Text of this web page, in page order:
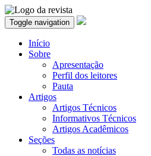
Toggle navigation
Início
Sobre
Apresentação
Perfil dos leitores
Pauta
Artigos
Artigos Técnicos
Informativos Técnicos
Artigos Acadêmicos
Seções
Todas as notícias